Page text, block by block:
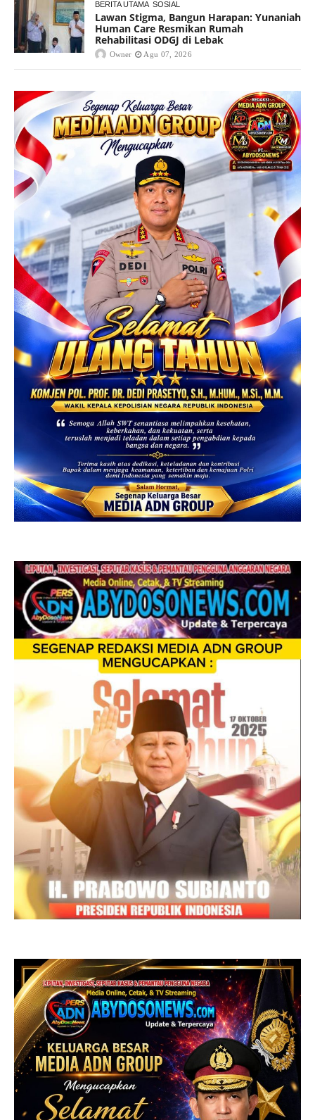
BERITA UTAMA SOSIAL
Lawan Stigma, Bangun Harapan: Yunaniah
Human Care Resmikan Rumah
Rehabilitasi ODGJ di Lebak
Owner Agu 07, 2026